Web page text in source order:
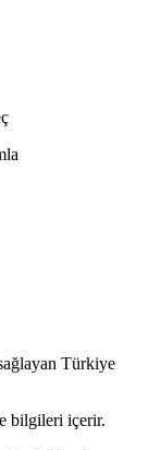
Türkiye
bilgileri içerir.